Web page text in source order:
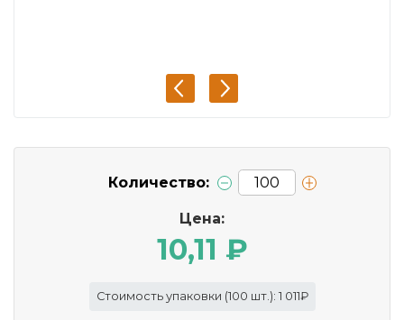
Количество:
Цена:
10,11 ₽
Стоимость упаковки (100 шт.): 1 011₽